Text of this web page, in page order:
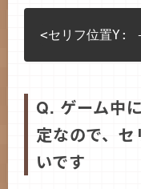
Q. ゲーム中
定なので、
いです